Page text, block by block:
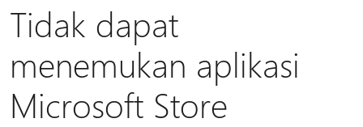
Tidak dapat
menemukan aplikasi
Microsoft Store